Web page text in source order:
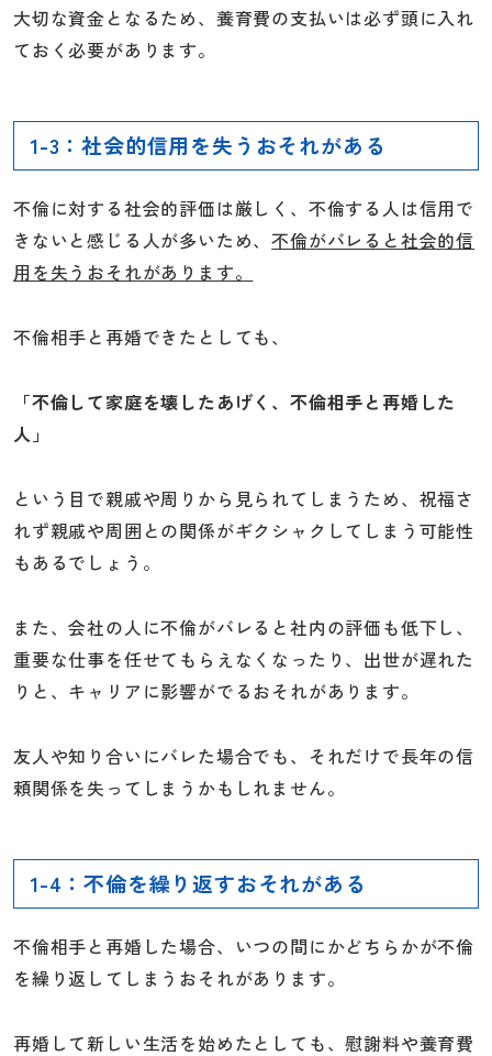
大切な資金となるため、養育費の支払いは必ず頭に入れ
ておく必要があります。
1-3：社会的信用を失うおそれがある
不倫に対する社会的評価は厳しく、不倫する人は信用で
きないと感じる人が多いため、不倫がバレると社会的信
用を失うおそれがあります。
不倫相手と再婚できたとしても、
「不倫して家庭を壊したあげく、不倫相手と再婚した
人」
という目で親戚や周りから見られてしまうため、祝福さ
れず親戚や周囲との関係がギクシャクしてしまう可能性
もあるでしょう。
また、会社の人に不倫がバレると社内の評価も低下し、
重要な仕事を任せてもらえなくなったり、出世が遅れた
りと、キャリアに影響がでるおそれがあります。
友人や知り合いにバレた場合でも、それだけで長年の信
頼関係を失ってしまうかもしれません。
1-4：不倫を繰り返すおそれがある
不倫相手と再婚した場合、いつの間にかどちらかが不倫
を繰り返してしまうおそれがあります。
再婚して新しい生活を始めたとしても、慰謝料や養育費